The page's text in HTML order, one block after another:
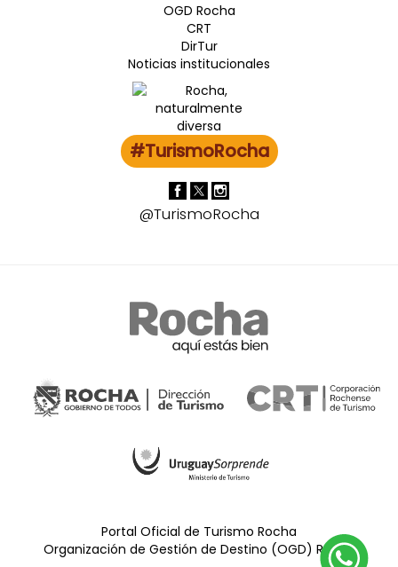
OGD Rocha
CRT
DirTur
Noticias institucionales
#TurismoRocha
@TurismoRocha
Portal Oficial de Turismo Rocha
Organización de Gestión de Destino (OGD) Rocha